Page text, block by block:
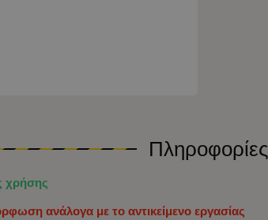
Πληροφορίες
χρήσης
ανάλογα με το αντικείμενο εργασίας